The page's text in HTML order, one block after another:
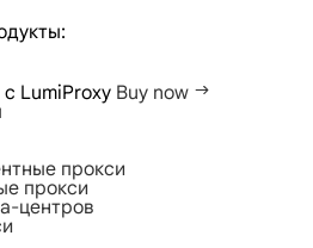
LumiProxy Buy now
прокси
прокси
центров